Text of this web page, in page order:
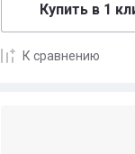
Купить в 1
К сравнению